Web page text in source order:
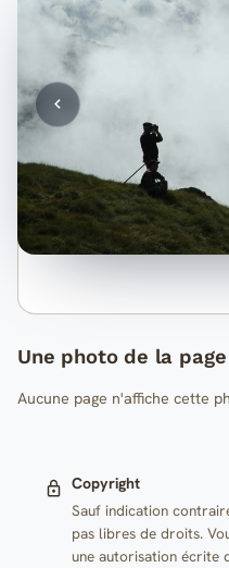
Une photo de la page
Aucune page n'affiche cette
Copyright
Sauf indication
pas libres de droits.
une autorisation écrite